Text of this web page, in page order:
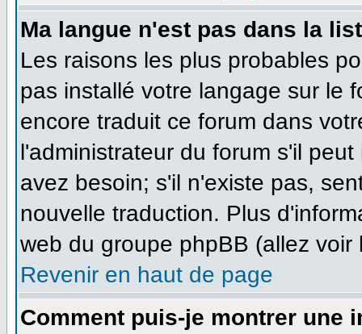
Ma langue n'est pas dans la
Les raisons les plus probables
pas installé votre langage sur le
encore traduit ce forum dans
l'administrateur du forum s'il
avez besoin; s'il n'existe pas,
nouvelle traduction. Plus
web du groupe phpBB (allez
Revenir en haut de page
Comment puis-je montrer une